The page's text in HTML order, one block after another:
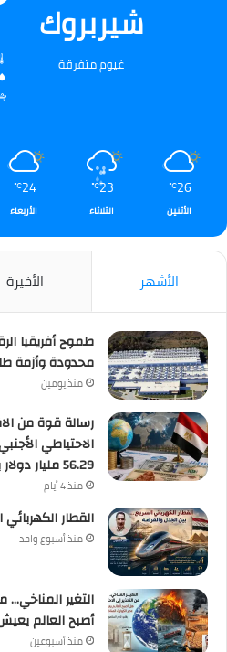
شيربروك
غيوم متفرقة
26
℃
الأثنين
23
℃
الثلاثاء
24
℃
الأربعاء
الأشهر الأخيرة
طموح أفريقيا
محدودة وأزمة
منذ يومين
رسالة قوة من
الاحتياطي
56.29 مليار دولار بنهاية يوليو
منذ 4 أيام
القطار
منذ أسبوع واحد
التغير المناخي…
أصبح العالم
منذ أسبوعين